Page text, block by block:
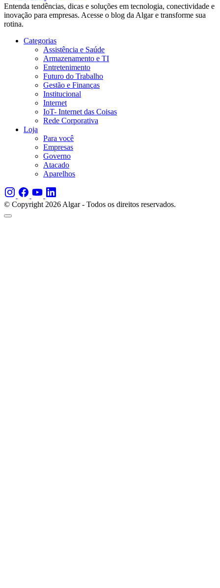
Entenda tendências, dicas e soluções em tecnologia, conectividade e
inovação para empresas. Acesse o blog da Algar e transforme sua
rotina.
Categorias
Assistência e Saúde
Armazenamento e TI
Entretenimento
Futuro do Trabalho
Gestão e Finanças
Institucional
Internet
IoT- Internet das Coisas
Rede Corporativa
Loja
Para você
Empresas
Governo
Atacado
Aparelhos
© Copyright 2026 Algar - Todos os direitos reservados.